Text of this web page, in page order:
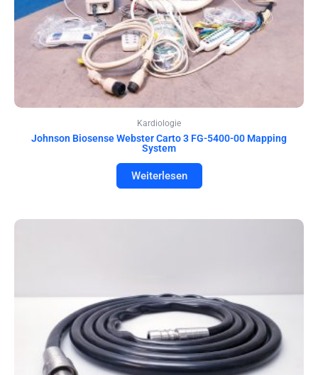
Kardiologie
Johnson Biosense Webster Carto 3 FG-5400-00 Mapping
System
Weiterlesen